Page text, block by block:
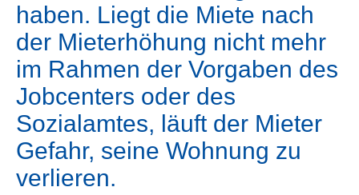
haben. Liegt die Miete nach
der Mieterhöhung nicht mehr
im Rahmen der Vorgaben des
Jobcenters oder des
Sozialamtes, läuft der Mieter
Gefahr, seine Wohnung zu
verlieren.